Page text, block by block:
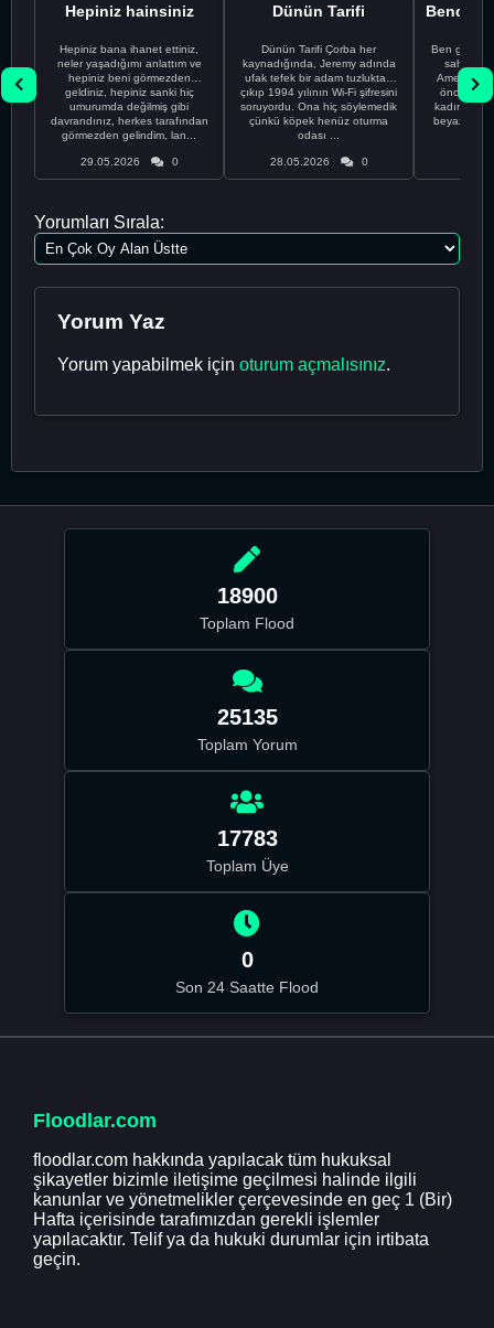
Hepiniz hainsiniz
Hepiniz bana ihanet ettiniz,
neler yaşadığımı anlattım ve
hepiniz beni görmezden
geldiniz, hepiniz sanki hiç
umurumda değilmiş gibi
davrandınız, herkes tarafından
görmezden gelindim, lan...
29.05.2026 0
Dünün Tarifi
Dünün Tarifi Çorba her
kaynadığında, Jeremy adında
ufak tefek bir adam tuzluktan
çıkıp 1994 yılının Wi-Fi şifresini
soruyordu. Ona hiç söylemedik
çünkü köpek henüz oturma
odası ...
28.05.2026 0
Ben gururlu
sahip
önce
kadınla
beyaz
Yorumları Sırala:
Yorum Yaz
Yorum yapabilmek için oturum açmalısınız.
18900
Toplam Flood
25135
Toplam Yorum
17783
Toplam Üye
0
Son 24 Saatte Flood
Floodlar.com
floodlar.com hakkında yapılacak tüm hukuksal
şikayetler bizimle iletişime geçilmesi halinde ilgili
kanunlar ve yönetmelikler çerçevesinde en geç 1 (Bir)
Hafta içerisinde tarafımızdan gerekli işlemler
yapılacaktır. Telif ya da hukuki durumlar için irtibata
geçin.